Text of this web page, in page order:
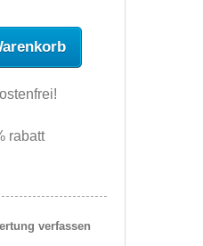
rabatt
verfassen